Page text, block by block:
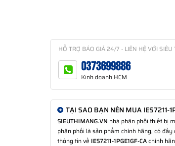
HỖ TRỢ BÁO GIÁ 24/7 - LIÊN HỆ VỚI
0373699886
Kinh doanh HCM
TẠI SAO BẠN NÊN MUA IES7211-
SIEUTHIMANG.VN nhà phân phối thiết bị
phân phối là sản phẩm chính hãng, có
thông tin về IES7211-1PGE1GF-CAchính